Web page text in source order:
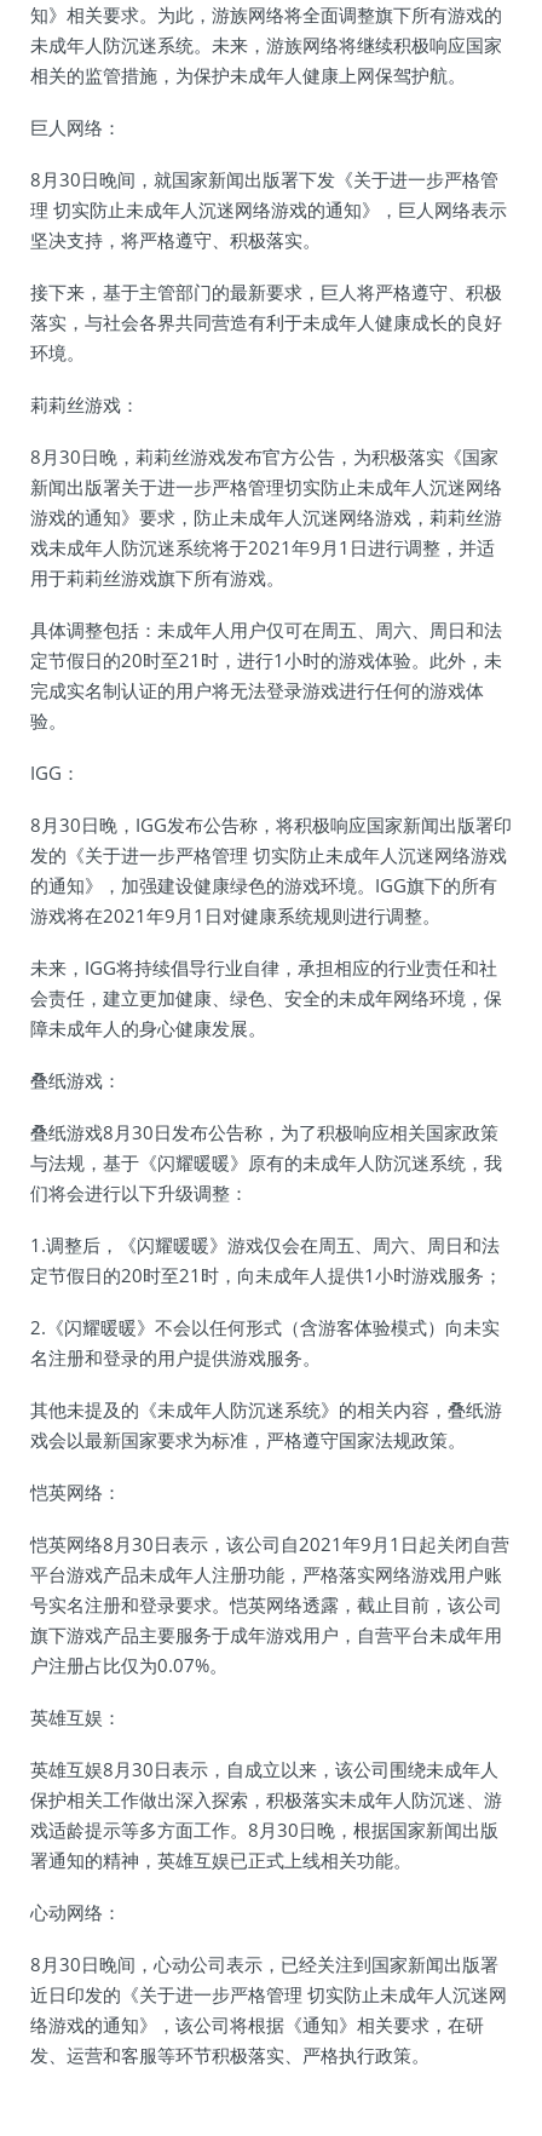
知》相关要求。为此，游族网络将全面调整旗下所有游戏的
未成年人防沉迷系统。未来，游族网络将继续积极响应国家
相关的监管措施，为保护未成年人健康上网保驾护航。
巨人网络：
8月30日晚间，就国家新闻出版署下发《关于进一步严格管
理 切实防止未成年人沉迷网络游戏的通知》，巨人网络表示
坚决支持，将严格遵守、积极落实。
接下来，基于主管部门的最新要求，巨人将严格遵守、积极
落实，与社会各界共同营造有利于未成年人健康成长的良好
环境。
莉莉丝游戏：
8月30日晚，莉莉丝游戏发布官方公告，为积极落实《国家
新闻出版署关于进一步严格管理切实防止未成年人沉迷网络
游戏的通知》要求，防止未成年人沉迷网络游戏，莉莉丝游
戏未成年人防沉迷系统将于2021年9月1日进行调整，并适
用于莉莉丝游戏旗下所有游戏。
具体调整包括：未成年人用户仅可在周五、周六、周日和法
定节假日的20时至21时，进行1小时的游戏体验。此外，未
完成实名制认证的用户将无法登录游戏进行任何的游戏体
验。
IGG：
8月30日晚，IGG发布公告称，将积极响应国家新闻出版署印
发的《关于进一步严格管理 切实防止未成年人沉迷网络游戏
的通知》，加强建设健康绿色的游戏环境。IGG旗下的所有
游戏将在2021年9月1日对健康系统规则进行调整。
未来，IGG将持续倡导行业自律，承担相应的行业责任和社
会责任，建立更加健康、绿色、安全的未成年网络环境，保
障未成年人的身心健康发展。
叠纸游戏：
叠纸游戏8月30日发布公告称，为了积极响应相关国家政策
与法规，基于《闪耀暖暖》原有的未成年人防沉迷系统，我
们将会进行以下升级调整：
1.调整后，《闪耀暖暖》游戏仅会在周五、周六、周日和法
定节假日的20时至21时，向未成年人提供1小时游戏服务；
2.《闪耀暖暖》不会以任何形式（含游客体验模式）向未实
名注册和登录的用户提供游戏服务。
其他未提及的《未成年人防沉迷系统》的相关内容，叠纸游
戏会以最新国家要求为标准，严格遵守国家法规政策。
恺英网络：
恺英网络8月30日表示，该公司自2021年9月1日起关闭自营
平台游戏产品未成年人注册功能，严格落实网络游戏用户账
号实名注册和登录要求。恺英网络透露，截止目前，该公司
旗下游戏产品主要服务于成年游戏用户，自营平台未成年用
户注册占比仅为0.07%。
英雄互娱：
英雄互娱8月30日表示，自成立以来，该公司围绕未成年人
保护相关工作做出深入探索，积极落实未成年人防沉迷、游
戏适龄提示等多方面工作。8月30日晚，根据国家新闻出版
署通知的精神，英雄互娱已正式上线相关功能。
心动网络：
8月30日晚间，心动公司表示，已经关注到国家新闻出版署
近日印发的《关于进一步严格管理 切实防止未成年人沉迷网
络游戏的通知》，该公司将根据《通知》相关要求，在研
发、运营和客服等环节积极落实、严格执行政策。